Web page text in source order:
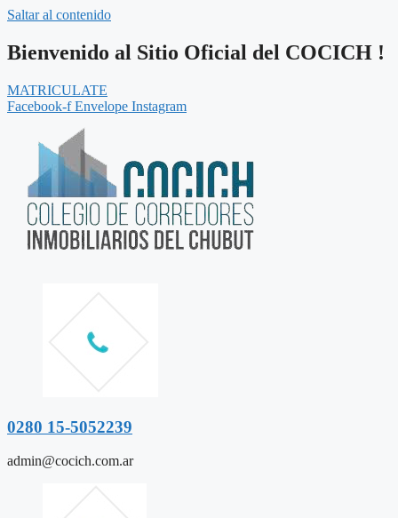
Saltar al contenido
Bienvenido al Sitio Oficial del COCICH !
MATRICULATE
Facebook-f Envelope Instagram
0280 15-5052239
admin@cocich.com.ar